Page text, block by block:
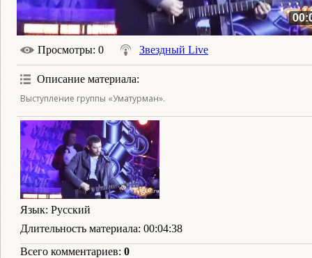
Просмотры: 0 Звездный Live
Описание материала:
Выступление группы «Уматурман».
Язык: Русский
Длительность материала: 00:04:38
Всего комментариев: 0